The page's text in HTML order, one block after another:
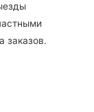
заказов.